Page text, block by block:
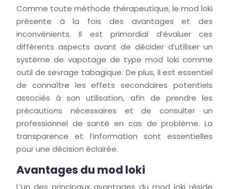
Comme toute méthode thérapeutique, le mod loki
présente à la fois des avantages et des
inconvénients. Il est primordial d’évaluer ces
différents aspects avant de décider d’utiliser un
système de vapotage de type mod loki comme
outil de sevrage tabagique. De plus, il est essentiel
de connaître les effets secondaires potentiels
associés à son utilisation, afin de prendre les
précautions nécessaires et de consulter un
professionnel de santé en cas de problème. La
transparence et l’information sont essentielles
pour une décision éclairée.
Avantages du mod loki
L’un des principaux avantages du mod loki réside